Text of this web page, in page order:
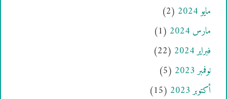
مايو 2024
(2)
مارس 2024
(1)
فبراير 2024
(22)
نوفمبر 2023
(5)
أكتوبر 2023
(15)